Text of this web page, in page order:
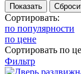
Сортировать:
по популярности
по цене
Сортировать по
Фильтр